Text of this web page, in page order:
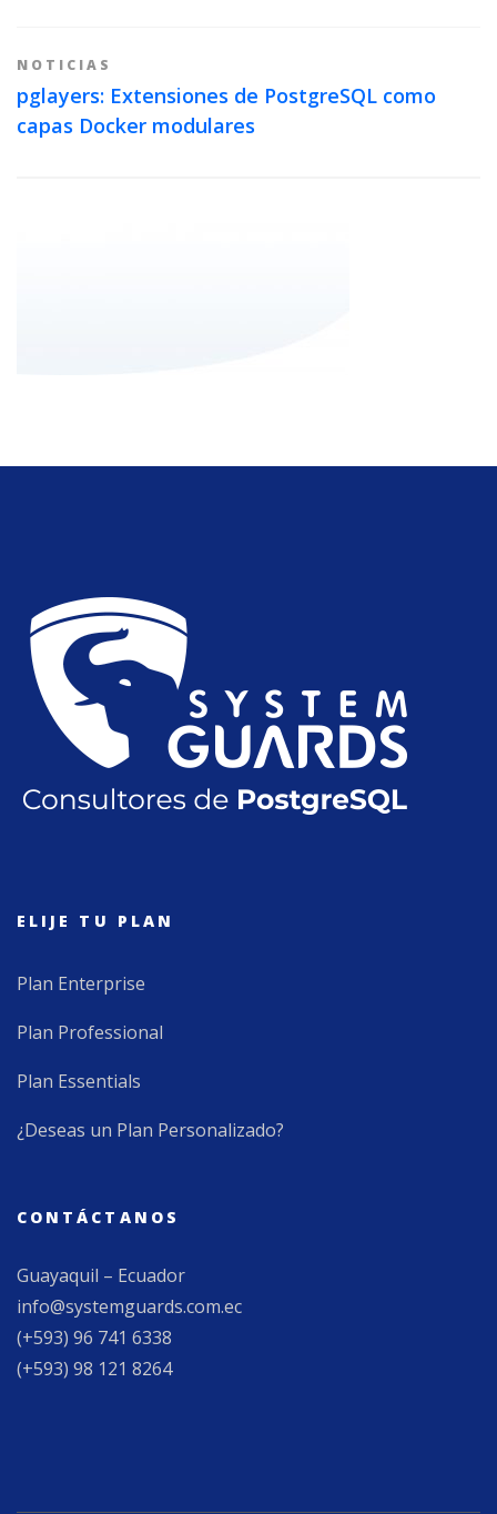
NOTICIAS
pglayers: Extensiones de PostgreSQL como
capas Docker modulares
ELIJE TU PLAN
Plan Enterprise
Plan Professional
Plan Essentials
¿Deseas un Plan Personalizado?
CONTÁCTANOS
Guayaquil – Ecuador
info@systemguards.com.ec
(+593) 96 741 6338
(+593) 98 121 8264